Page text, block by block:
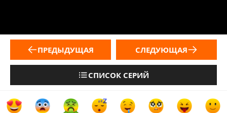
ПРЕДЫДУЩАЯ
СПИСОК СЕРИЙ
СЛЕДУЮЩАЯ